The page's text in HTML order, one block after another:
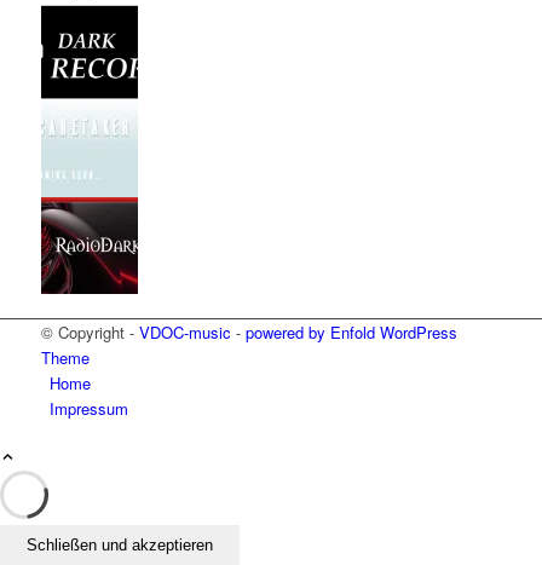
© Copyright - VDOC-music - powered by Enfold WordPress
Theme
Home
Impressum